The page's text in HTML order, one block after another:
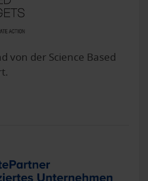
von der Science Based